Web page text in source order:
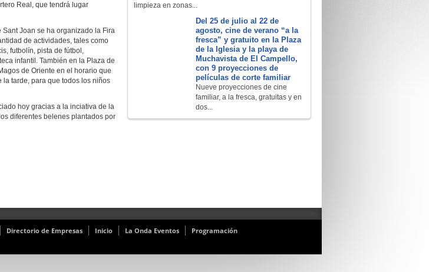
Real, que tendrá lugar
Joan se ha organizado la Fira
de actividades, tales como
futbolín, pista de fútbol,
infantil. También en la Plaza de
de Oriente en el horario que
tarde, para que todos los niños
hoy gracias a la inciativa de la
diferentes belenes plantados por
limpieza en zonas...
Del 25 de julio al 22 de
agosto, cine de verano “a la
fresca” y gratuito en la Plaza
de la Iglesia y la playa de
Muchavista de El Campello,
con 9 proyecciones de
películas de corte familiar
Nueve proyecciones de cine
familiar, a la fresca, gratuitas y en
dos...
Directorio de Empresas Inicio La Onda Eventos Programación